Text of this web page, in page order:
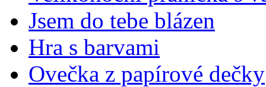
Jsem do tebe blázen
Hra s barvami
Ovečka z papírové dečky